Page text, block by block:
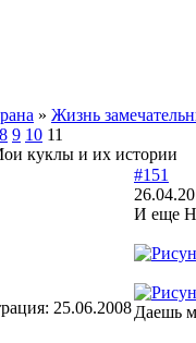
» Жизнь
8 9 10 11
куклы и их истории
25.06.2008
#151
И еще
Даешь